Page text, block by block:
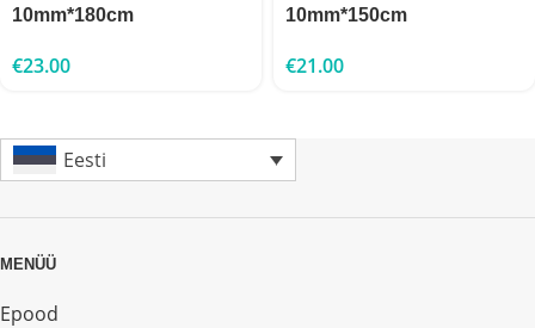
10mm*180cm
€23.00
10mm*150cm
€21.00
Eesti
MENÜÜ
Epood